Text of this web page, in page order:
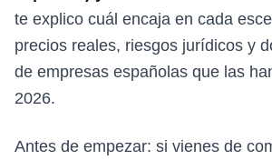
te explico cuál encaja en cada
precios reales, riesgos jurídicos y
de empresas españolas que las
2026.
Antes de empezar: si vienes de